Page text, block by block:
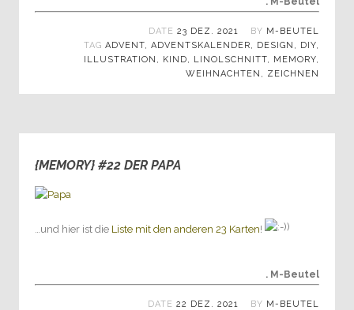
DATE 23 DEZ. 2021 BY M-BEUTEL
TAG ADVENT, ADVENTSKALENDER, DESIGN , DIY,
ILLUSTRATION , KIND, LINOLSCHNITT, MEMORY,
WEIHNACHTEN , ZEICHNEN
{MEMORY} #22 DER PAPA
…und hier ist die Liste mit den anderen 23 Karten!
. M-Beutel
DATE 22 DEZ. 2021 BY M-BEUTEL